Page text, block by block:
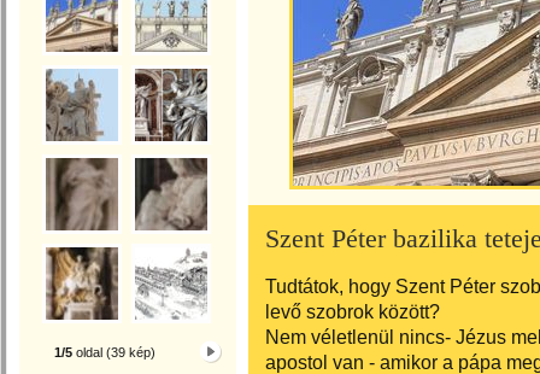
1/5 oldal (39 kép)
Szent Péter bazilika
Tudtátok, hogy Szent Péter
levő szobrok között?
Nem véletlenül nincs- Jézus
apostol van - amikor a pápa